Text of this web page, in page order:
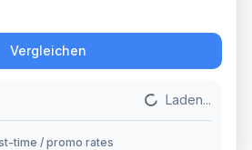
Vergleichen
Laden...
time / promo rates